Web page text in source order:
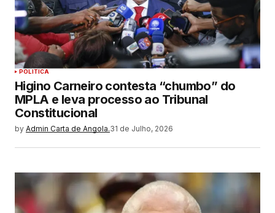
POLITICA
Higino Carneiro contesta “chumbo” do
MPLA e leva processo ao Tribunal
Constitucional
by Admin Carta de Angola.31 de Julho, 2026